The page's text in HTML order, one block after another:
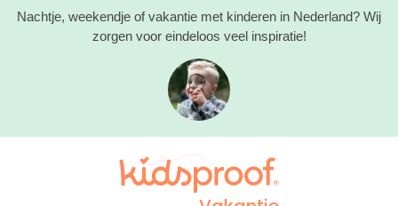
Nachtje, weekendje of vakantie met kinderen in Nederland? Wij
zorgen voor eindeloos veel inspiratie!